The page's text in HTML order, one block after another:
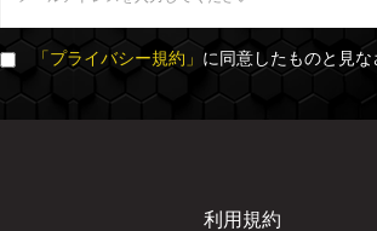
「プライバシー規約」 に同意したものと見な
利用規約